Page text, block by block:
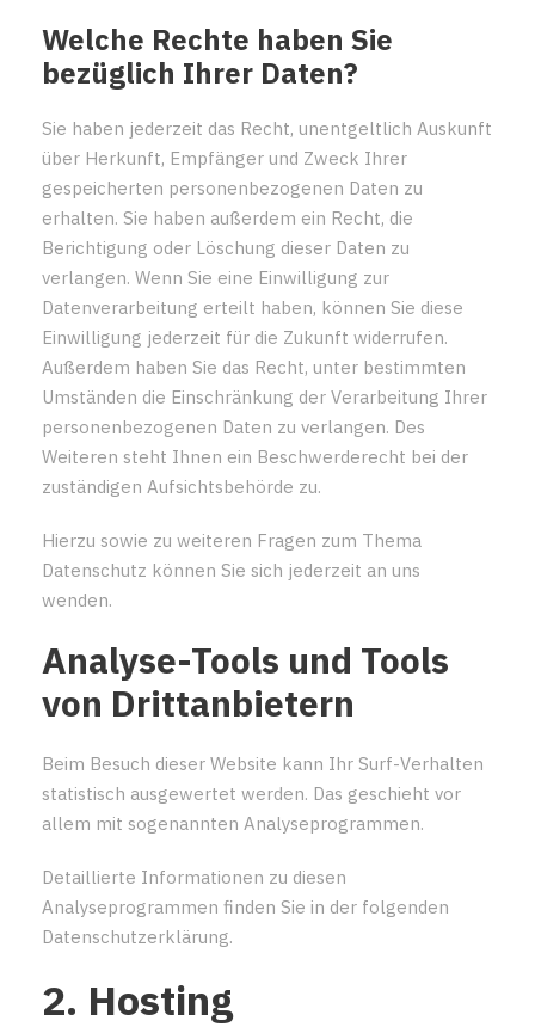
Welche Rechte haben Sie
bezüglich Ihrer Daten?
Sie haben jederzeit das Recht, unentgeltlich Auskunft
über Herkunft, Empfänger und Zweck Ihrer
gespeicherten personenbezogenen Daten zu
erhalten. Sie haben außerdem ein Recht, die
Berichtigung oder Löschung dieser Daten zu
verlangen. Wenn Sie eine Einwilligung zur
Datenverarbeitung erteilt haben, können Sie diese
Einwilligung jederzeit für die Zukunft widerrufen.
Außerdem haben Sie das Recht, unter bestimmten
Umständen die Einschränkung der Verarbeitung Ihrer
personenbezogenen Daten zu verlangen. Des
Weiteren steht Ihnen ein Beschwerderecht bei der
zuständigen Aufsichtsbehörde zu.
Hierzu sowie zu weiteren Fragen zum Thema
Datenschutz können Sie sich jederzeit an uns
wenden.
Analyse-Tools und Tools
von Dritt­anbietern
Beim Besuch dieser Website kann Ihr Surf-Verhalten
statistisch ausgewertet werden. Das geschieht vor
allem mit sogenannten Analyseprogrammen.
Detaillierte Informationen zu diesen
Analyseprogrammen finden Sie in der folgenden
Datenschutzerklärung.
2. Hosting